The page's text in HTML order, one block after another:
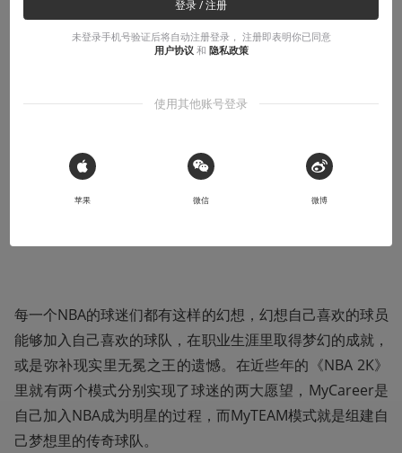
样？《NBA 2K》里的这个模式可能会适合
说实话，想跳进这个坑代价还是很大的，一般来说我并不推荐大
家，除非你忍不住
每一个NBA的球迷们都有这样的幻想，幻想自己喜欢的球员
能够加入自己喜欢的球队，在职业生涯里取得梦幻的成就，
或是弥补现实里无冕之王的遗憾。在近些年的《NBA 2K》
里就有两个模式分别实现了球迷的两大愿望，MyCareer是
自己加入NBA成为明星的过程，而MyTEAM模式就是组建自
己梦想里的传奇球队。
登录 / 注册
未登录手机号验证后将自动注册登录， 注册即表明你已同意
用户协议 和 隐私政策
使用其他账号登录
 Sign in with Apple
苹果 微信 微博